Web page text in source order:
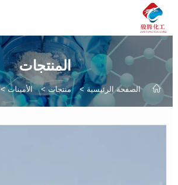
المنتجات
 الصفحة الرئيسية > منتجات> الأمينات>